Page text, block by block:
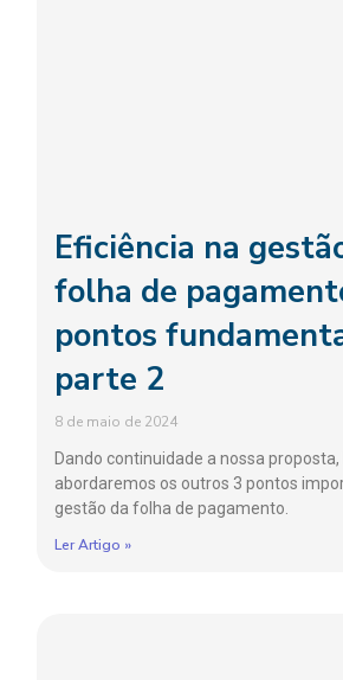
Eficiência na
folha de
pontos
parte 2
8 de maio de 2024
Dando continuidade a nossa proposta,
abordaremos os outros 3 pontos
gestão da folha de pagamento.
Ler Artigo »